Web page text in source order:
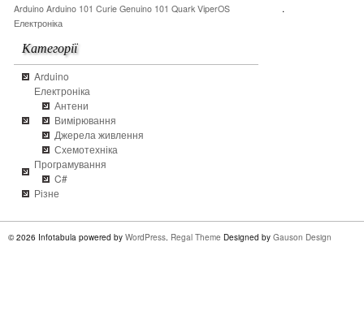
Arduino Arduino 101 Curie Genuino 101 Quark ViperOS
Електроніка
Категорії
Arduino
Електроніка
Антени
Вимірювання
Джерела живлення
Схемотехніка
Програмування
C#
Різне
.
© 2026 Infotabula powered by WordPress. Regal Theme Designed by Gauson Design